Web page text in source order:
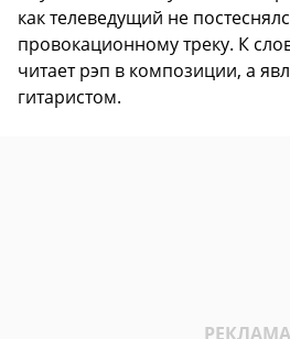
как телеведущий не
провокационному треку. К
читает рэп в композиции, а
гитаристом.